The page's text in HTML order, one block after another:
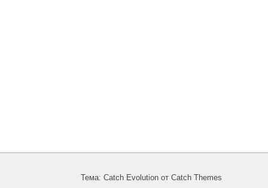
Тема: Catch Evolution от Catch Themes